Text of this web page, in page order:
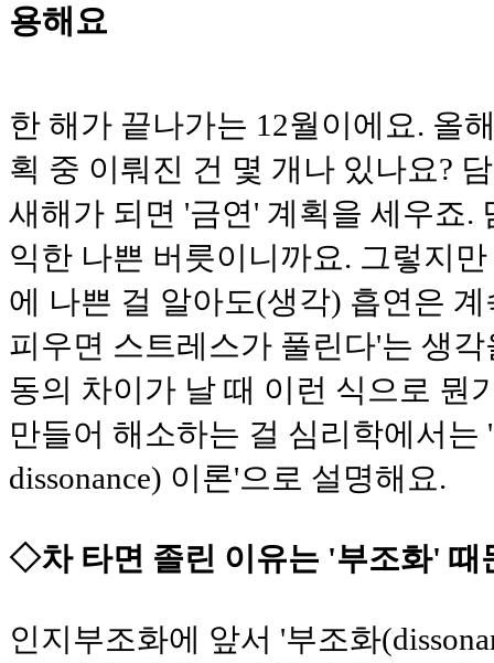
용해요
한 해가 끝나가는 12월이에요. 올
획 중 이뤄진 건 몇 개나 있나요?
새해가 되면 '금연' 계획을 세우죠.
익한 나쁜 버릇이니까요. 그렇지
에 나쁜 걸 알아도(생각) 흡연은
피우면 스트레스가 풀린다'는 생
동의 차이가 날 때 이런 식으로 뭔
만들어 해소하는 걸 심리학에서는
dissonance) 이론'으로 설명해요.
◇차 타면 졸린 이유는 '부조화' 때
인지부조화에 앞서 '부조화